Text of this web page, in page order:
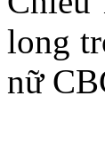
long
nữ